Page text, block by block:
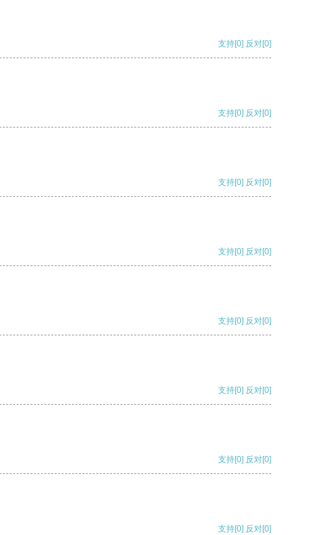
支持[0] 反对[0]
支持[0] 反对[0]
支持[0] 反对[0]
支持[0] 反对[0]
支持[0] 反对[0]
支持[0] 反对[0]
支持[0] 反对[0]
支持[0] 反对[0]